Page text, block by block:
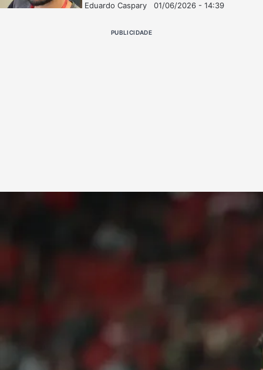
Eduardo Caspary
Xe-
01/06/2026 - 14:39
PUBLICIDADE